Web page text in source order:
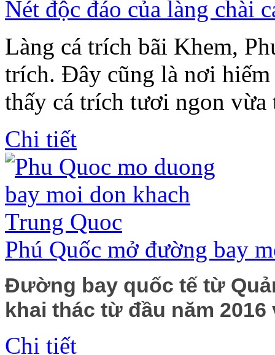
Nét độc đáo của làng chài
Làng cá trích bãi Khem,
trích. Đây cũng là nơi
thấy cá trích tươi ngon
Chi tiết
Phú Quốc mở đường bay
Đường bay quốc tế từ
khai thác từ đầu năm
Chi tiết